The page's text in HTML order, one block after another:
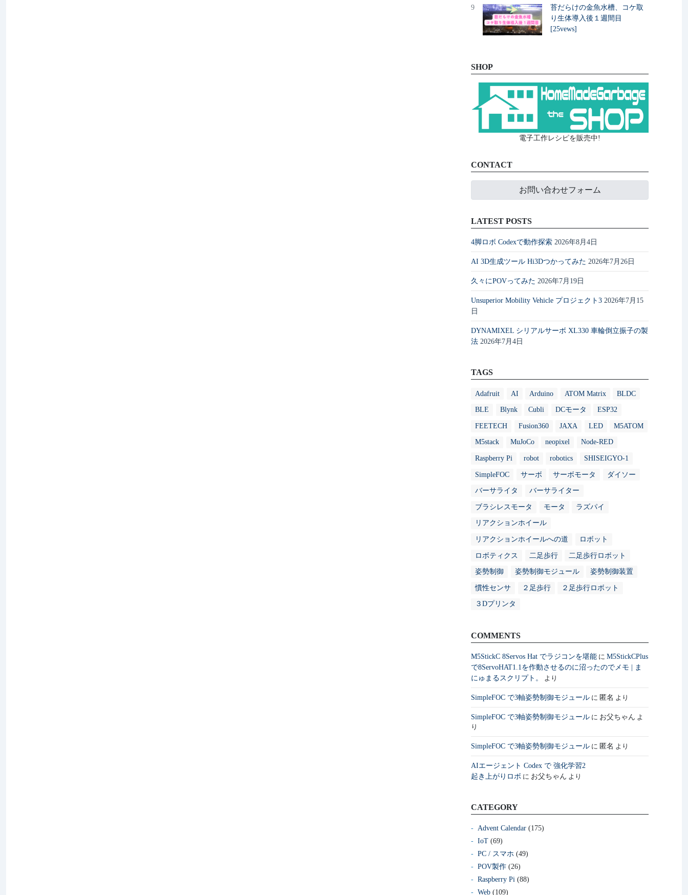
9
苔だらけの金魚水槽、コケ取
り生体導入後１週間目
[25vews]
SHOP
電子工作レシピを販売中!
CONTACT
お問い合わせフォーム
LATEST POSTS
4脚ロボ Codexで動作探索 2026年8月4日
AI 3D生成ツール Hi3Dつかってみた 2026年7月26日
久々にPOVってみた 2026年7月19日
Unsuperior Mobility Vehicle プロジェクト3 2026年7月15
日
DYNAMIXEL シリアルサーボ XL330 車輪倒立振子の製
法 2026年7月4日
TAGS
Adafruit AI Arduino ATOM Matrix BLDC
BLE Blynk Cubli DCモータ ESP32
FEETECH Fusion360 JAXA LED M5ATOM
M5stack MuJoCo neopixel Node-RED
Raspberry Pi robot robotics SHISEIGYO-1
SimpleFOC サーボ サーボモータ ダイソー
バーサライタ バーサライター
ブラシレスモータ モータ ラズパイ
リアクションホイール
リアクションホイールへの道 ロボット
ロボティクス 二足歩行 二足歩行ロボット
姿勢制御 姿勢制御モジュール 姿勢制御装置
慣性センサ ２足歩行 ２足歩行ロボット
３Dプリンタ
COMMENTS
M5StickC 8Servos Hat でラジコンを堪能 に M5StickCPlus
で8ServoHAT1.1を作動させるのに沼ったのでメモ | ま
にゅまるスクリプト。
より
SimpleFOC で3軸姿勢制御モジュール に 匿名 より
SimpleFOC で3軸姿勢制御モジュール に お父ちゃん よ
り
SimpleFOC で3軸姿勢制御モジュール に 匿名 より
AIエージェント Codex で 強化学習2
起き上がりロボ に お父ちゃん より
CATEGORY
Advent Calendar (175)
IoT (69)
PC / スマホ (49)
POV製作 (26)
Raspberry Pi (88)
Web (109)